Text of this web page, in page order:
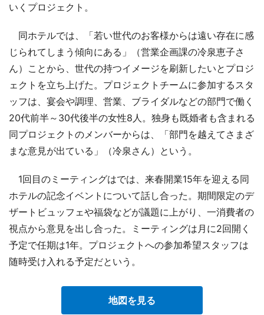
いくプロジェクト。
同ホテルでは、「若い世代のお客様からは遠い存在に感
じられてしまう傾向にある」（営業企画課の冷泉恵子さ
ん）ことから、世代の持つイメージを刷新したいとプロジ
ェクトを立ち上げた。プロジェクトチームに参加するスタ
ッフは、宴会や調理、営業、ブライダルなどの部門で働く
20代前半～30代後半の女性8人。独身も既婚者も含まれる
同プロジェクトのメンバーからは、「部門を越えてさまざ
まな意見が出ている」（冷泉さん）という。
1回目のミーティングはでは、来春開業15年を迎える同
ホテルの記念イベントについて話し合った。期間限定のデ
ザートビュッフェや福袋などが議題に上がり、一消費者の
視点から意見を出し合った。ミーティングは月に2回開く
予定で任期は1年。プロジェクトへの参加希望スタッフは
随時受け入れる予定だという。
地図を見る